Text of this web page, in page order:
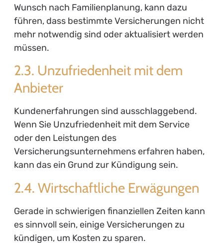
Wunsch nach Familienplanung, kann dazu
führen, dass bestimmte Versicherungen nicht
mehr notwendig sind oder aktualisiert werden
müssen.
2.3. Unzufriedenheit mit dem
Anbieter
Kundenerfahrungen sind ausschlaggebend.
Wenn Sie Unzufriedenheit mit dem Service
oder den Leistungen des
Versicherungsunternehmens erfahren haben,
kann das ein Grund zur Kündigung sein.
2.4. Wirtschaftliche Erwägungen
Gerade in schwierigen finanziellen Zeiten kann
es sinnvoll sein, einige Versicherungen zu
kündigen, um Kosten zu sparen.